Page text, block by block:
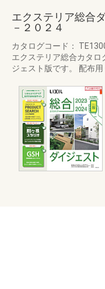
エクステリア総合
－２０２４
カタログコード：
エクステリア総合カタ
ジェスト版です。 配布